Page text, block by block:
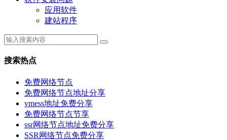
应用软件
建站程序
搜索热点
免费网络节点
免费网络节点地址分享
vmess地址免费分享
免费网络节点节享
ssr网络节点地址免费分享
SSR网络节点免费分享